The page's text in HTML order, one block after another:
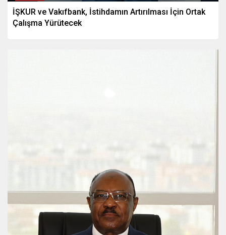
İŞKUR ve Vakıfbank, İstihdamın Artırılması İçin Ortak
Çalışma Yürütecek